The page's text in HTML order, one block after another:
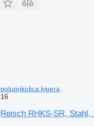
poluprikolica kipera
16
Reisch RHKS-SR, Stahl,